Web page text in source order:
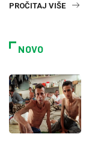
PROČITAJ VIŠE
NOVO